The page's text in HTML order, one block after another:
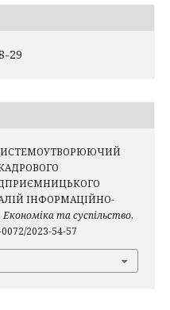
29
СИСТЕМОУТВОРЮЮЧИЙ
ІНФОРМАЦІЙНО-
Економіка та суспільство,
2023-54-57